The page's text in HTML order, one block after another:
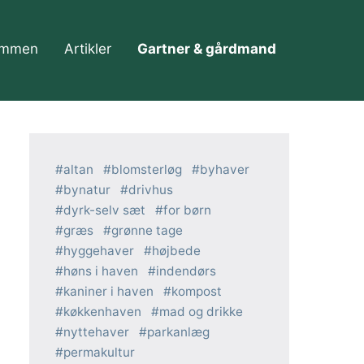
Artikler Gartner & gårdmand
altan blomsterløg
byhaver
bynatur
drivhus
dyrk-selv sæt
for børn
græs
grønne tage
hyggehaver
højbede
høns i haven
indendørs
kaniner i haven
kompost
køkkenhaven
mad og drikke
nyttehaver
parkanlæg
permakultur